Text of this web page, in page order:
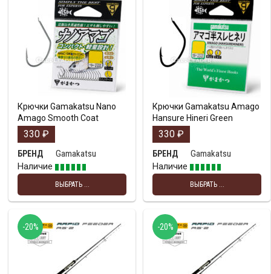
Крючки Gamakatsu Nano
Amago Smooth Coat
330 ₽
БРЕНД
Gamakatsu
Наличие
ВЫБРАТЬ ...
Крючки Gamakatsu Amago
Hansure Hineri Green
330 ₽
БРЕНД
Gamakatsu
Наличие
ВЫБРАТЬ ...
-20% -20%